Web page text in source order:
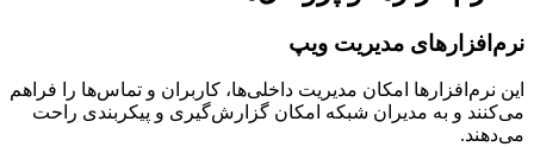
مدیریت ویپ
امکان مدیریت داخلی‌ها، کاربران و تماس‌ها را فراهم
و به مدیران شبکه امکان گزارش‌گیری و پیکربندی راحت